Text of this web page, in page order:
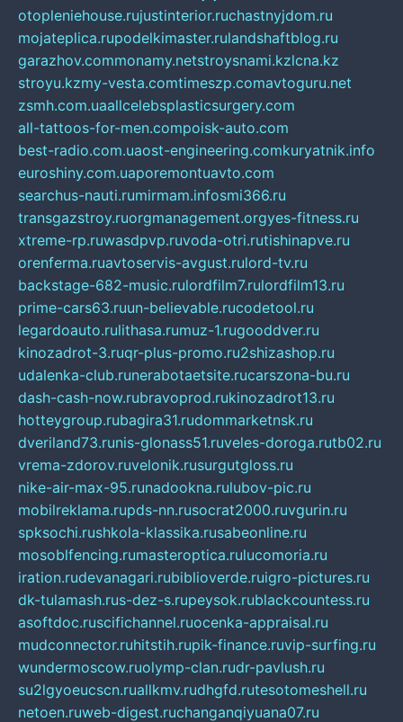
otopleniehouse.rujustinterior.ruchastnyjdom.ru
mojateplica.rupodelkimaster.rulandshaftblog.ru
garazhov.commonamy.netstroysnami.kzlcna.kz
stroyu.kzmy-vesta.comtimeszp.comavtoguru.net
zsmh.com.uaallcelebsplasticsurgery.com
all-tattoos-for-men.compoisk-auto.com
best-radio.com.uaost-engineering.comkuryatnik.info
euroshiny.com.uaporemontuavto.com
searchus-nauti.rumirmam.infosmi366.ru
transgazstroy.ruorgmanagement.orgyes-fitness.ru
xtreme-rp.ruwasdpvp.ruvoda-otri.rutishinapve.ru
orenferma.ruavtoservis-avgust.rulord-tv.ru
backstage-682-music.rulordfilm7.rulordfilm13.ru
prime-cars63.ruun-believable.rucodetool.ru
legardoauto.rulithasa.rumuz-1.rugooddver.ru
kinozadrot-3.ruqr-plus-promo.ru2shizashop.ru
udalenka-club.runerabotaetsite.rucarszona-bu.ru
dash-cash-now.rubravoprod.rukinozadrot13.ru
hotteygroup.rubagira31.rudommarketnsk.ru
dveriland73.runis-glonass51.ruveles-doroga.rutb02.ru
vrema-zdorov.ruvelonik.rusurgutgloss.ru
nike-air-max-95.runadookna.rulubov-pic.ru
mobilreklama.rupds-nn.rusocrat2000.ruvgurin.ru
spksochi.rushkola-klassika.rusabeonline.ru
mosoblfencing.rumasteroptica.rulucomoria.ru
iration.rudevanagari.rubiblioverde.ruigro-pictures.ru
dk-tulamash.rus-dez-s.rupeysok.rublackcountess.ru
asoftdoc.ruscifichannel.ruocenka-appraisal.ru
mudconnector.ruhitstih.rupik-finance.ruvip-surfing.ru
wundermoscow.ruolymp-clan.rudr-pavlush.ru
su2lgyoeucscn.ruallkmv.rudhgfd.rutesotomeshell.ru
netoen.ruweb-digest.ruchanganqiyuana07.ru